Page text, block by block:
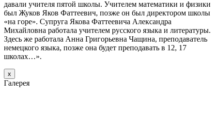
давали учителя пятой школы. Учителем математики и физики
был Жуков Яков Фаттеевич, позже он был директором школы
«на горе». Супруга Якова Фаттеевича Александра
Михайловна работала учителем русского языка и литературы.
Здесь же работала Анна Григорьевна Чащина, преподаватель
немецкого языка, позже она будет преподавать в 12, 17
школах…».
х
Галерея